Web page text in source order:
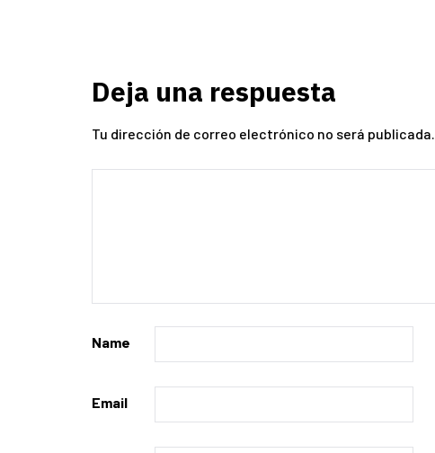
Deja una respuesta
Tu dirección de correo electrónico no será publicada.
Name
Email